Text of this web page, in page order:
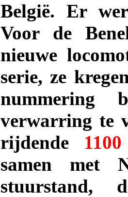
België. Er
Voor de
nieuwe
serie, ze
nummering
verwarring te
rijdende 1100
samen met
stuurstand,